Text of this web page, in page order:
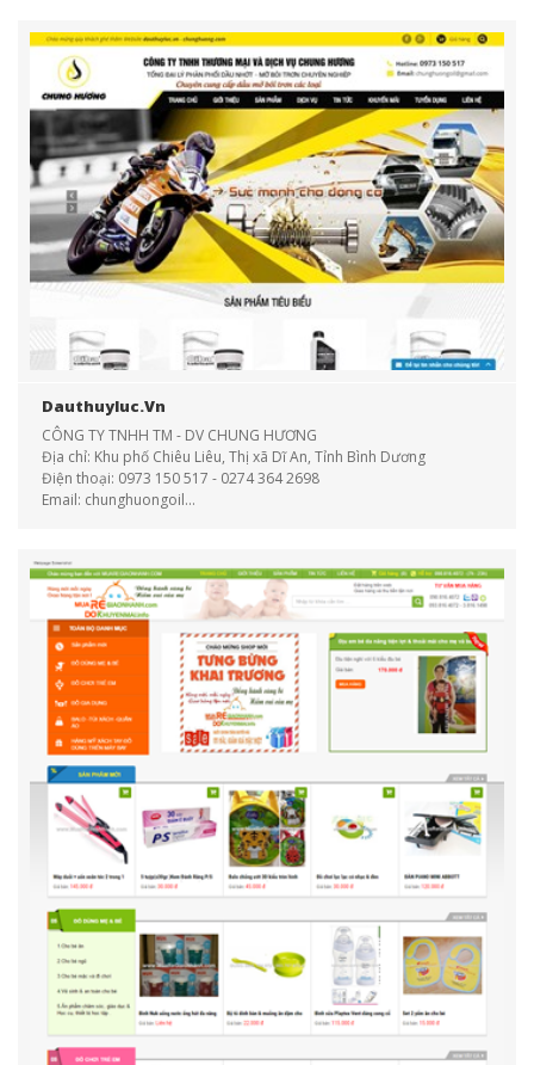
Dauthuyluc.vn
CÔNG TY TNHH TM - DV CHUNG HƯƠNG
Địa chỉ: Khu phố Chiêu Liêu, Thị xã Dĩ An, Tỉnh Bình Dương
Điện thoại: 0973 150 517 - 0274 364 2698
Email: chunghuongoil...